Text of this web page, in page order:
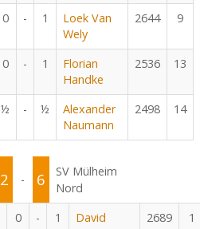
0 - 1
Loek Van
Wely
2644 9
0 - 1
Florian
Handke
2536 13
½ - ½
Alexander
Naumann
2498 14
2 - 6
SV Mülheim
Nord
0 - 1
David
2689 1